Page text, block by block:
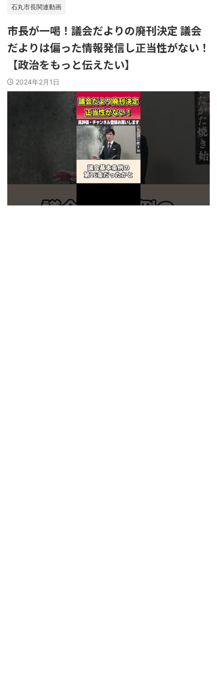
石丸市長関連動画
市長が一喝！議会だよりの廃刊決定 議会
だよりは偏った情報発信し正当性がない！
【政治をもっと伝えたい】
2024年2月1日